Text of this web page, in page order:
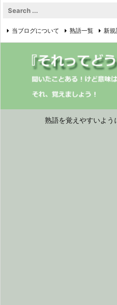
熟語を覚えやすいよう
当ブログについて 熟語一覧 新規
プライバシーポリシー 